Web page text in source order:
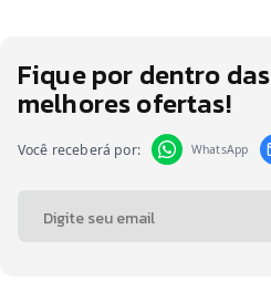
Fique por dentro das
melhores ofertas!
Você receberá por: WhatsApp